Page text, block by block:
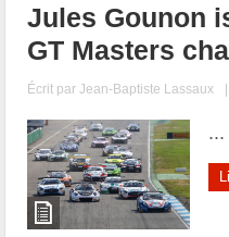
Jules Gounon
GT Masters
Écrit parJean-Baptiste Lassaux |
...